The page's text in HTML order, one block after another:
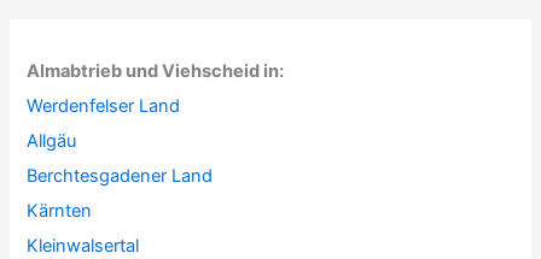
Almabtrieb und Viehscheid in:
Werdenfelser Land
Allgäu
Berchtesgadener Land
Kärnten
Kleinwalsertal